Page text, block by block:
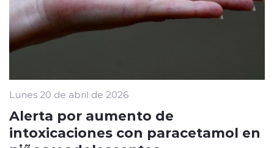
Lunes 20 de abril de 2026
Alerta por aumento de
intoxicaciones con paracetamol en